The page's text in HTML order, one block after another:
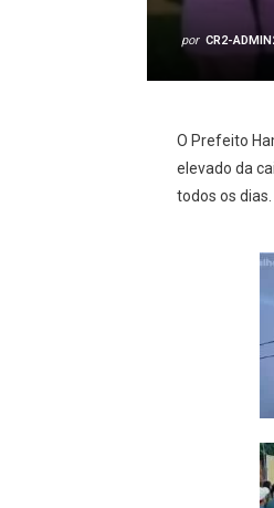
por CR2-
O Prefeito
elevado da
todos os dias.